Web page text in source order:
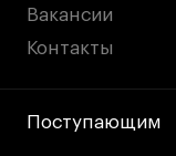
Вакансии
Контакты
Поступающим